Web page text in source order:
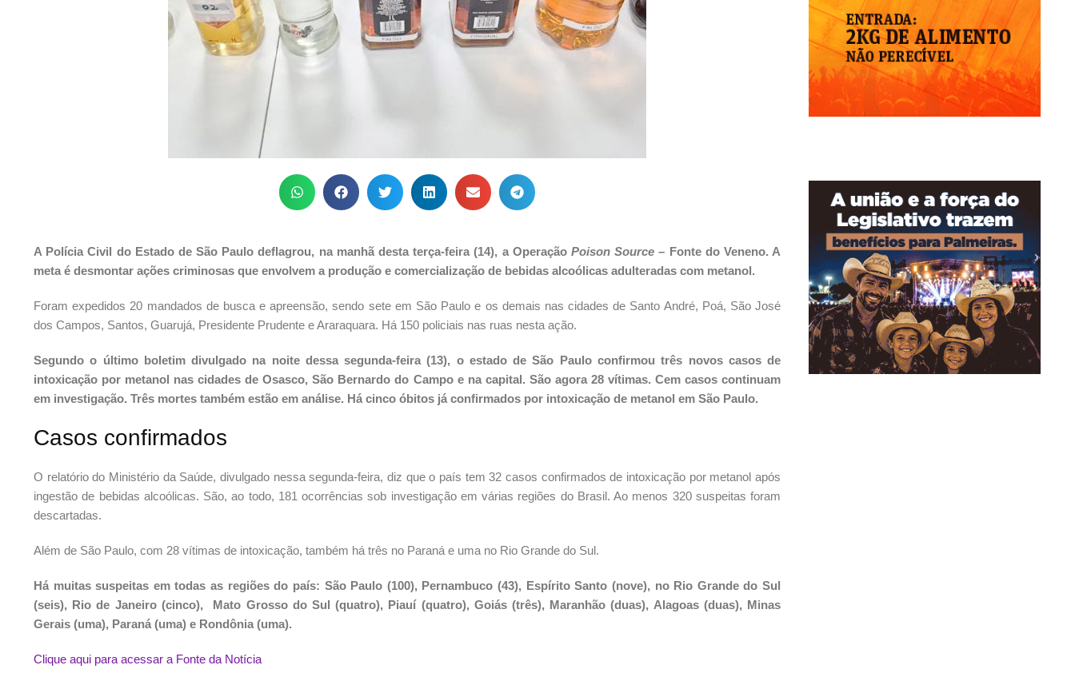
A Polícia Civil do Estado de São Paulo deflagrou, na manhã desta terça-feira (14), a Operação Poison Source – Fonte do Veneno. A
meta é desmontar ações criminosas que envolvem a produção e comercialização de bebidas alcoólicas adulteradas com metanol.
Foram expedidos 20 mandados de busca e apreensão, sendo sete em São Paulo e os demais nas cidades de Santo André, Poá, São José
dos Campos, Santos, Guarujá, Presidente Prudente e Araraquara. Há 150 policiais nas ruas nesta ação.
Segundo o último boletim divulgado na noite dessa segunda-feira (13), o estado de São Paulo confirmou três novos casos de
intoxicação por metanol nas cidades de Osasco, São Bernardo do Campo e na capital. São agora 28 vítimas. Cem casos continuam
em investigação. Três mortes também estão em análise. Há cinco óbitos já confirmados por intoxicação de metanol em São Paulo.
Casos confirmados
O relatório do Ministério da Saúde, divulgado nessa segunda-feira, diz que o país tem 32 casos confirmados de intoxicação por metanol após
ingestão de bebidas alcoólicas. São, ao todo, 181 ocorrências sob investigação em várias regiões do Brasil. Ao menos 320 suspeitas foram
descartadas.
Além de São Paulo, com 28 vítimas de intoxicação, também há três no Paraná e uma no Rio Grande do Sul.
Há muitas suspeitas em todas as regiões do país: São Paulo (100), Pernambuco (43), Espírito Santo (nove), no Rio Grande do Sul
(seis), Rio de Janeiro (cinco), Mato Grosso do Sul (quatro), Piauí (quatro), Goiás (três), Maranhão (duas), Alagoas (duas), Minas
Gerais (uma), Paraná (uma) e Rondônia (uma).
Clique aqui para acessar a Fonte da Notícia